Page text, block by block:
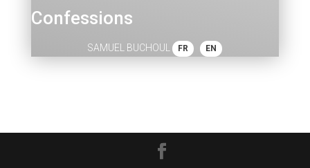
Confessions
SAMUEL BUCHOUL FR EN